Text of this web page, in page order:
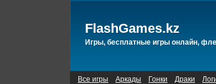
FlashGames.kz
Игры, бесплатные игры онлайн,
Все игры Аркады Гонки Драки